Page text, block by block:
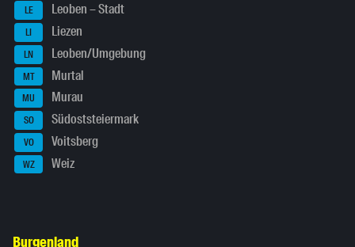
LE Leoben – Stadt
LI Liezen
LN Leoben/Umgebung
MT Murtal
MU Murau
SO Südoststeiermark
VO Voitsberg
WZ Weiz
Burgenland